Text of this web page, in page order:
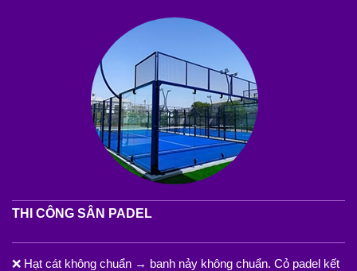
THI CÔNG SÂN PADEL
❌ Hạt cát không chuẩn → banh nảy không chuẩn. Cỏ padel kết